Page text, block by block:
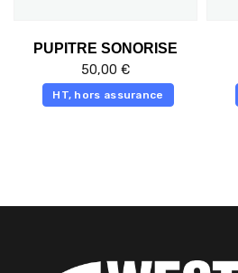
PUPITRE SONORISE
50,00 €
HT, hors assurance